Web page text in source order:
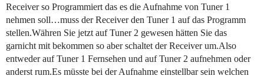
Receiver so Programmiert das es die Aufnahme von Tuner 1
nehmen soll…muss der Receiver den Tuner 1 auf das Programm
stellen.Währen Sie jetzt auf Tuner 2 gewesen hätten Sie das
garnicht mit bekommen so aber schaltet der Receiver um.Also
entweder auf Tuner 1 Fernsehen und auf Tuner 2 aufnehmen oder
anderst rum.Es müsste bei der Aufnahme einstellbar sein welchen